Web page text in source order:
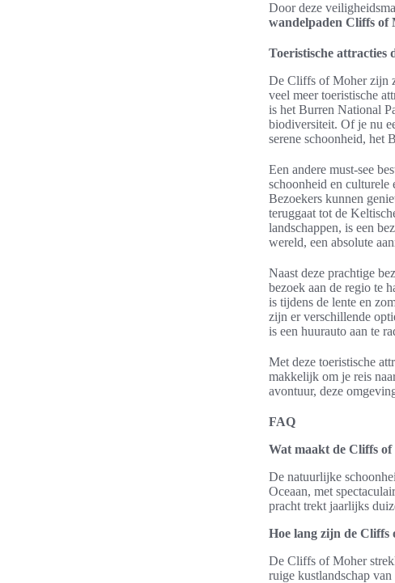
Door deze
wandelpaden Cliffs of
Toeristische
De Cliffs of Moher zijn
veel meer toeristische
is het Burren National
biodiversiteit. Of je nu
serene schoonheid, het
Een andere must-see
schoonheid en
Bezoekers kunnen
teruggaat tot de
landschappen, is een
wereld, een absolute
Naast deze prachtige
bezoek aan de regio te
is tijdens de lente en
zijn er verschillende
is een huurauto aan te
Met deze toeristische
makkelijk om je reis
avontuur, deze
FAQ
Wat maakt de Cliffs
De natuurlijke
Oceaan, met
pracht trekt jaarlijks
Hoe lang zijn de Cliffs
De Cliffs of Moher
ruige kustlandschap